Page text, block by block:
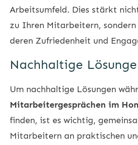
Arbeitsumfeld. Dies stärkt
zu Ihren Mitarbeitern,
deren Zufriedenheit und
Nachhaltige
Um nachhaltige Lösungen
Mitarbeitergesprächen im
finden, ist es wichtig,
Mitarbeitern an praktischen